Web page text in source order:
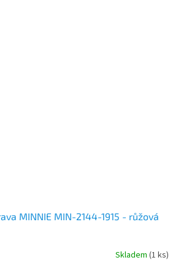
MINNIE MIN-2144-1915 - růžová
Skladem (1 ks)